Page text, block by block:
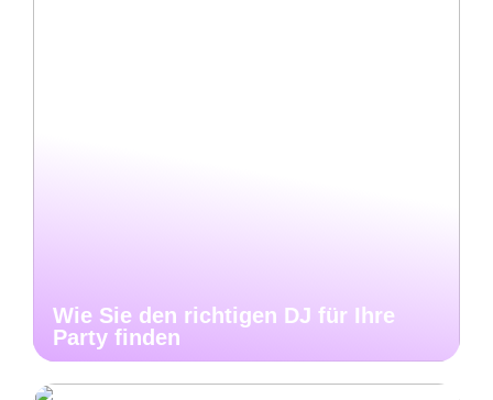
Wie Sie den richtigen DJ für Ihre
Party finden